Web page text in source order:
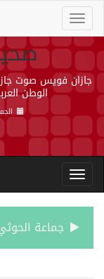
جازان فويس صوت
الوطن
الجمعة ,